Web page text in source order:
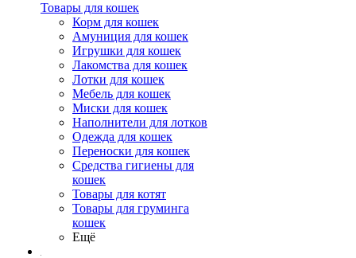
Товары для кошек
Корм для кошек
Амуниция для кошек
Игрушки для кошек
Лакомства для кошек
Лотки для кошек
Мебель для кошек
Миски для кошек
Наполнители для лотков
Одежда для кошек
Переноски для кошек
Средства гигиены для
кошек
Товары для котят
Товары для груминга
кошек
Ещё